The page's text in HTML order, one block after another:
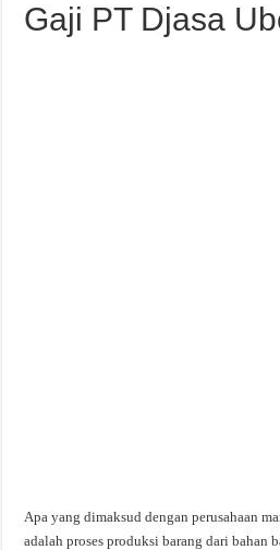
Gaji PT Djasa
Apa yang dimaksud dengan perusahaan
adalah proses produksi barang dari bahan